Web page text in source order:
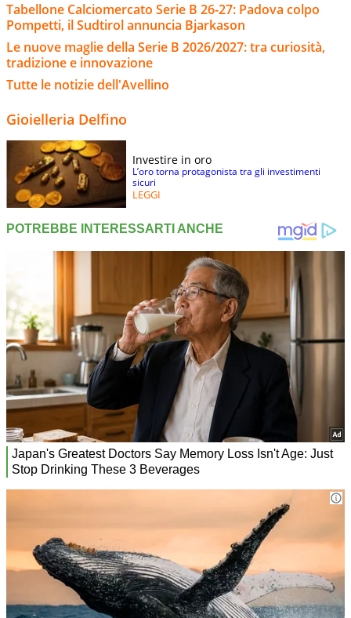
Tabellone Calciomercato Serie B 26-27: Padova colpo
Pompetti, il Sudtirol annuncia Bjarkason
Le nuove maglie della Serie B 2026/2027: tra curiosità,
tradizione e innovazione
Tutte le notizie dell'Avellino
Gioielleria Delfino
Investire in oro
L’oro torna protagonista tra gli investimenti
sicuri
LEGGI